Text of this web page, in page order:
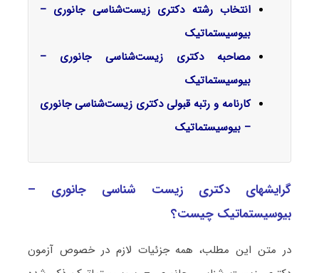
انتخاب رشته دکتری زیست‌شناسی جانوری –
بیوسیستماتیک
مصاحبه دکتری زیست‌شناسی جانوری –
بیوسیستماتیک
کارنامه و رتبه قبولی دکتری زیست‌شناسی جانوری
– بیوسیستماتیک
گرایشهای دکتری زیست ‌شناسی جانوری –
بیوسیستماتیک چیست؟
در متن این مطلب، همه جزئیات لازم در خصوص آزمون